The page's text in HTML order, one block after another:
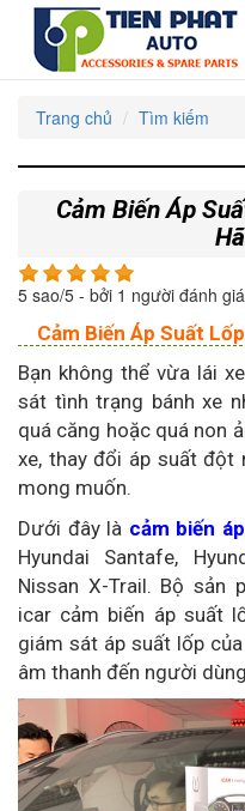
Trang chủ Tìm kiếm
Cảm Biến Áp
5 sao/5 - bởi 1 người đánh giá
Cảm Biến Áp Suất
Bạn không thể vừa lái
sát tình trạng bánh xe
quá căng hoặc quá non
xe, thay đổi áp suất đột
mong muốn.
Dưới đây là cảm biến
Hyundai Santafe,
Nissan X-Trail. Bộ sản
icar cảm biến áp suất
giám sát áp suất lốp
âm thanh đến người